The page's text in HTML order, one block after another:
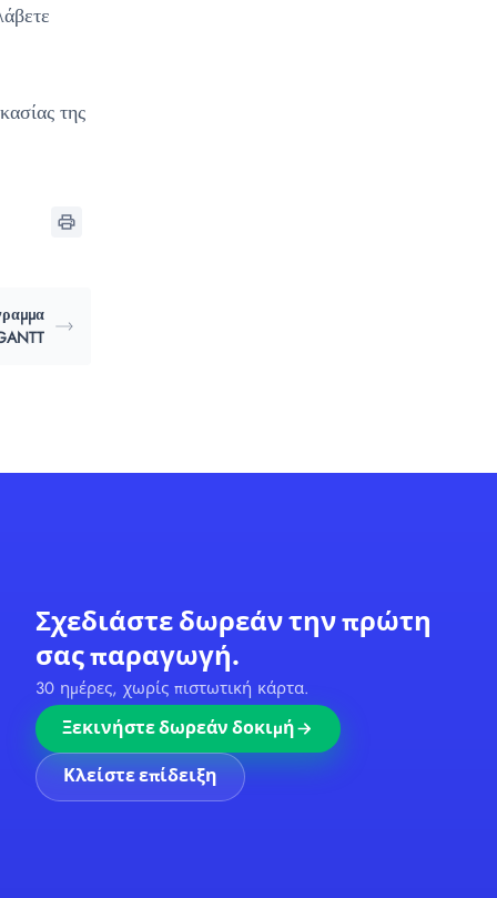
της
Σχεδιάστε δωρεάν την πρώτη
σας παραγωγή.
30 ημέρες, χωρίς πιστωτική κάρτα.
Ξεκινήστε δωρεάν δοκιμή
Κλείστε επίδειξη